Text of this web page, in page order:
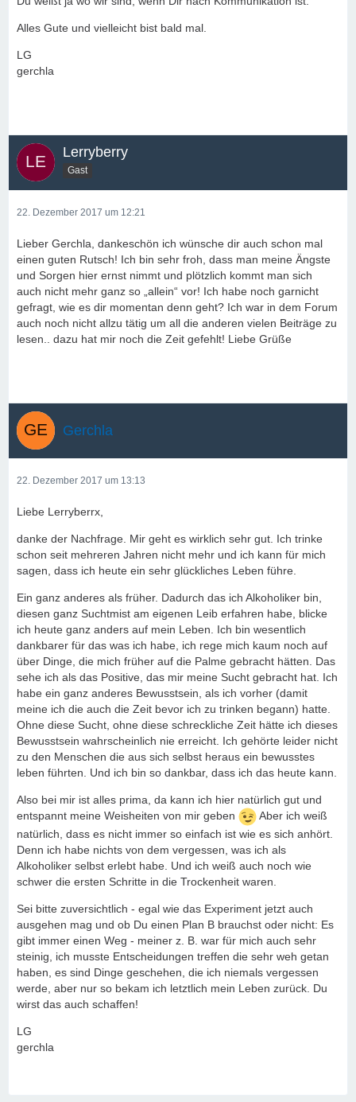
Alles Gute und vielleicht bist bald mal.
LG
gerchla
Lerryberry
Gast
22. Dezember 2017 um 12:21
Lieber Gerchla, dankeschön ich wünsche dir auch schon mal
einen guten Rutsch! Ich bin sehr froh, dass man meine Ängste
und Sorgen hier ernst nimmt und plötzlich kommt man sich
auch nicht mehr ganz so „allein“ vor! Ich habe noch garnicht
gefragt, wie es dir momentan denn geht? Ich war in dem Forum
auch noch nicht allzu tätig um all die anderen vielen Beiträge zu
lesen.. dazu hat mir noch die Zeit gefehlt! Liebe Grüße
Gerchla
22. Dezember 2017 um 13:13
Liebe Lerryberrx,
danke der Nachfrage. Mir geht es wirklich sehr gut. Ich trinke
schon seit mehreren Jahren nicht mehr und ich kann für mich
sagen, dass ich heute ein sehr glückliches Leben führe.
Ein ganz anderes als früher. Dadurch das ich Alkoholiker bin,
diesen ganz Suchtmist am eigenen Leib erfahren habe, blicke
ich heute ganz anders auf mein Leben. Ich bin wesentlich
dankbarer für das was ich habe, ich rege mich kaum noch auf
über Dinge, die mich früher auf die Palme gebracht hätten. Das
sehe ich als das Positive, das mir meine Sucht gebracht hat. Ich
habe ein ganz anderes Bewusstsein, als ich vorher (damit
meine ich die auch die Zeit bevor ich zu trinken begann) hatte.
Ohne diese Sucht, ohne diese schreckliche Zeit hätte ich dieses
Bewusstsein wahrscheinlich nie erreicht. Ich gehörte leider nicht
zu den Menschen die aus sich selbst heraus ein bewusstes
leben führten. Und ich bin so dankbar, dass ich das heute kann.
Also bei mir ist alles prima, da kann ich hier natürlich gut und
entspannt meine Weisheiten von mir geben
Aber ich weiß
natürlich, dass es nicht immer so einfach ist wie es sich anhört.
Denn ich habe nichts von dem vergessen, was ich als
Alkoholiker selbst erlebt habe. Und ich weiß auch noch wie
schwer die ersten Schritte in die Trockenheit waren.
Sei bitte zuversichtlich - egal wie das Experiment jetzt auch
ausgehen mag und ob Du einen Plan B brauchst oder nicht: Es
gibt immer einen Weg - meiner z. B. war für mich auch sehr
steinig, ich musste Entscheidungen treffen die sehr weh getan
haben, es sind Dinge geschehen, die ich niemals vergessen
werde, aber nur so bekam ich letztlich mein Leben zurück. Du
wirst das auch schaffen!
LG
gerchla